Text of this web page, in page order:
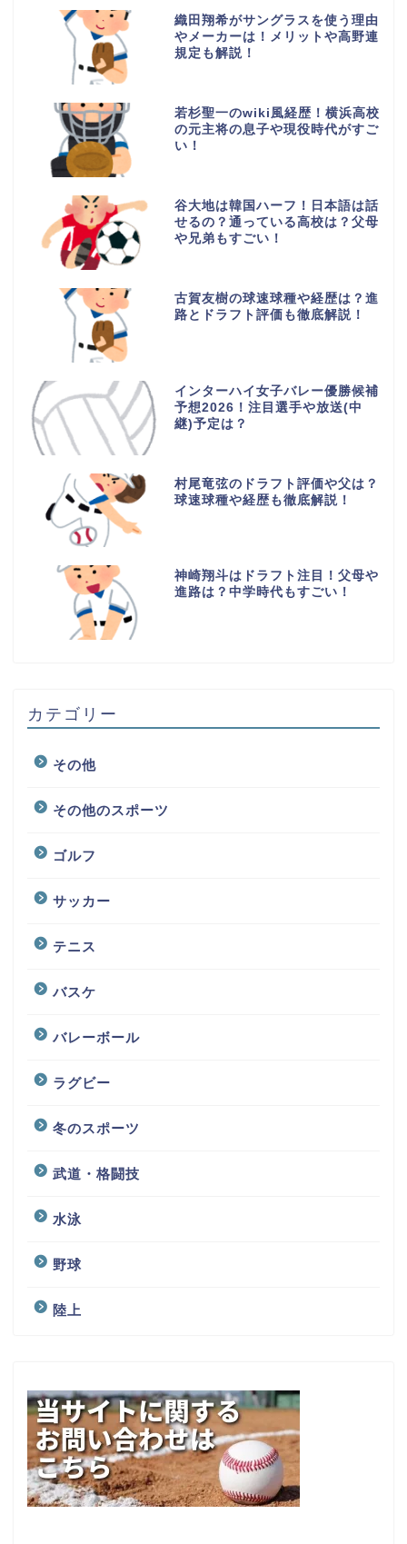
織田翔希がサングラスを使う理由
やメーカーは！メリットや高野連
規定も解説！
若杉聖一のwiki風経歴！横浜高校
の元主将の息子や現役時代がすご
い！
谷大地は韓国ハーフ！日本語は話
せるの？通っている高校は？父母
や兄弟もすごい！
古賀友樹の球速球種や経歴は？進
路とドラフト評価も徹底解説！
インターハイ女子バレー優勝候補
予想2026！注目選手や放送(中
継)予定は？
村尾竜弦のドラフト評価や父は？
球速球種や経歴も徹底解説！
神崎翔斗はドラフト注目！父母や
進路は？中学時代もすごい！
カテゴリー
その他
その他のスポーツ
ゴルフ
サッカー
テニス
バスケ
バレーボール
ラグビー
冬のスポーツ
武道・格闘技
水泳
野球
陸上